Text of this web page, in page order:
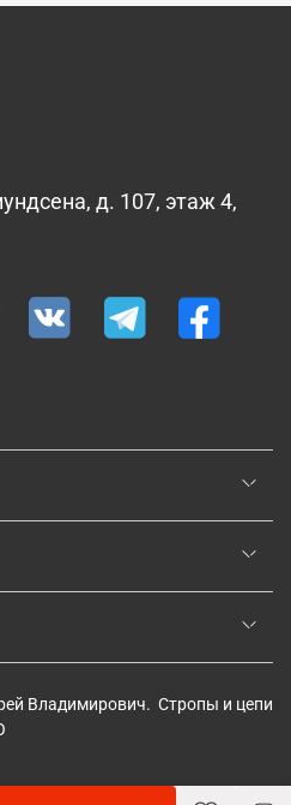
д. 107, этаж 4,
Владимирович. Стропы и цепи